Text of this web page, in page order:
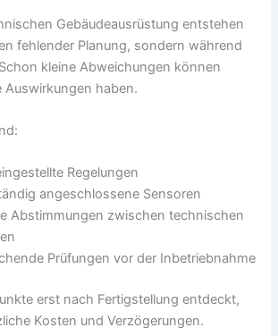
Gebäudeausrüstung entstehen
fehlender Planung, sondern während
kleine Abweichungen können
Auswirkungen haben.
Regelungen
angeschlossene Sensoren
Abstimmungen zwischen technischen
Prüfungen vor der Inbetriebnahme
erst nach Fertigstellung entdeckt,
Kosten und Verzögerungen.